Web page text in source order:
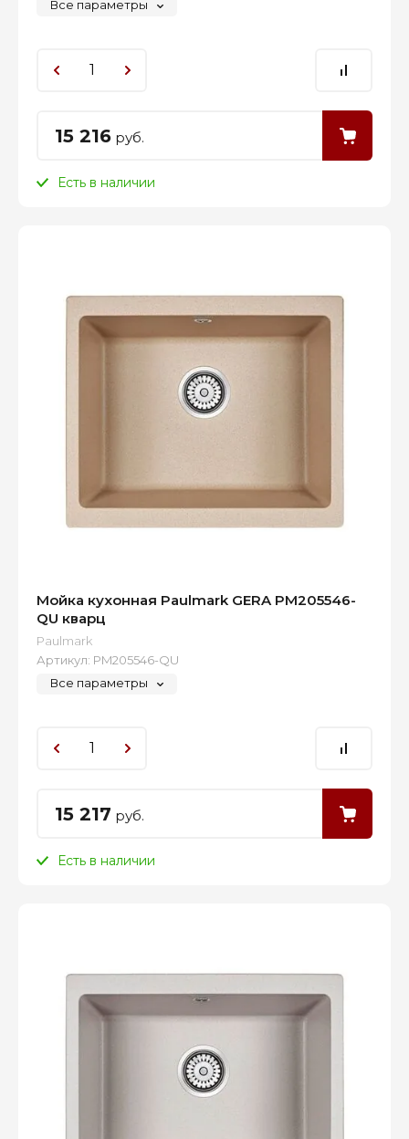
Все параметры
15 216 руб.
Есть в наличии
Мойка кухонная Paulmark GERA PM205546-
QU кварц
Paulmark
Артикул: PM205546-QU
Все параметры
15 217 руб.
Есть в наличии